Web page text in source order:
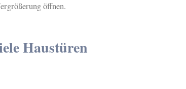
öffnen.
Haustüren